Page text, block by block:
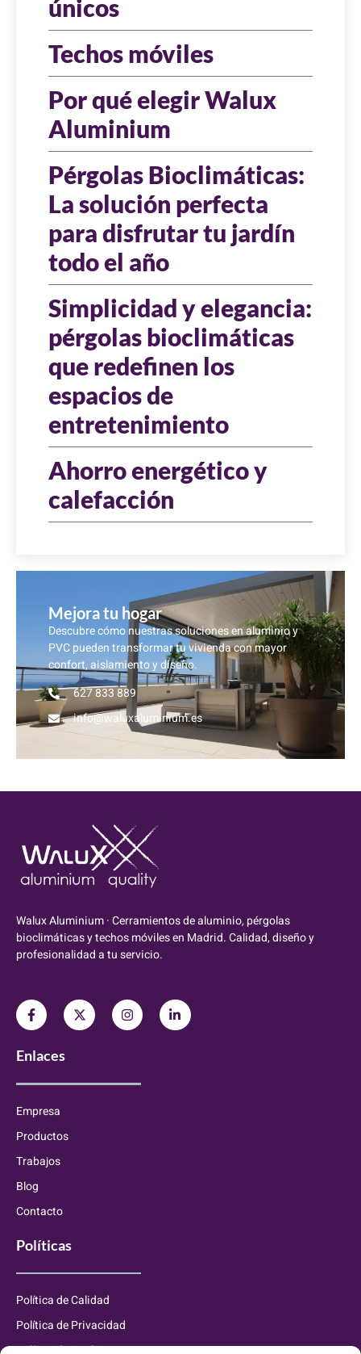
únicos
Techos móviles
Por qué elegir Walux
Aluminium
Pérgolas Bioclimáticas:
La solución perfecta
para disfrutar tu jardín
todo el año
Simplicidad y elegancia:
pérgolas bioclimáticas
que redefinen los
espacios de
entretenimiento
Ahorro energético y
calefacción
Mejora tu hogar
Descubre cómo nuestras soluciones en aluminio y
PVC pueden transformar tu vivienda con mayor
confort, aislamiento y diseño.
627 833 889
info@waluxaluminium.es
Walux Aluminium · Cerramientos de aluminio, pérgolas
bioclimáticas y techos móviles en Madrid. Calidad, diseño y
profesionalidad a tu servicio.
Enlaces
Empresa
Productos
Trabajos
Blog
Contacto
Políticas
Política de Calidad
Política de Privacidad
Política de Cookies